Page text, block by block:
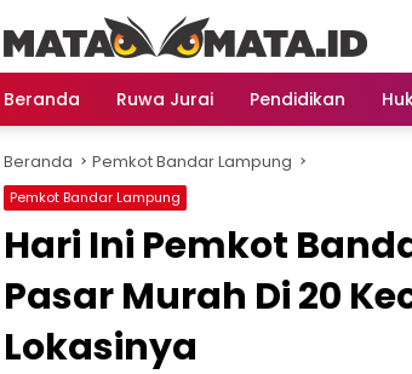
Beranda Ruwa Jurai Pendidikan
Beranda Pemkot Bandar Lampung
Pemkot Bandar Lampung
Hari Ini Pemkot
Pasar Murah Di 20
Lokasinya